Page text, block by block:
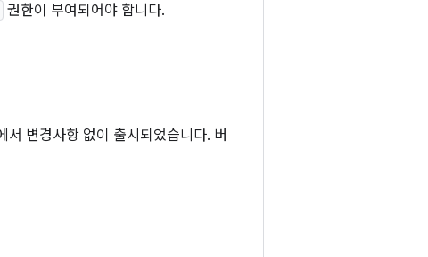
권한이 부여되어야 합니다.
서 변경사항 없이 출시되었습니다. 버